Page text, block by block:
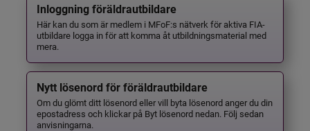
Inloggning föräldrautbildare
Här kan du som är medlem i MFoF:s nätverk för aktiva FIA-
utbildare logga in för att komma åt utbildningsmaterial med
mera.
Nytt lösenord för föräldrautbildare
Om du glömt ditt lösenord eller vill byta lösenord anger du din
epostadress och klickar på Byt lösenord nedan. Följ sedan
anvisningarna.